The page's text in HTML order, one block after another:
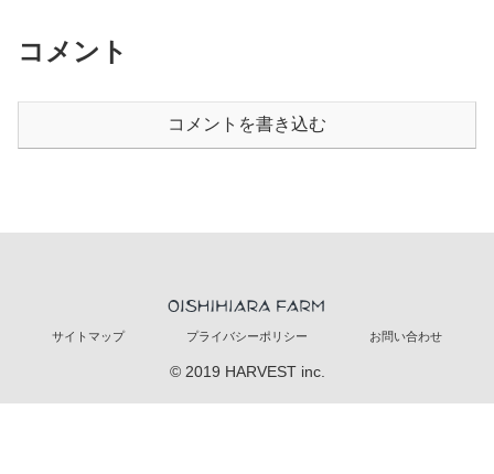
コメント
コメントを書き込む
サイトマップ プライバシーポリシー お問い合わせ
© 2019 HARVEST inc.